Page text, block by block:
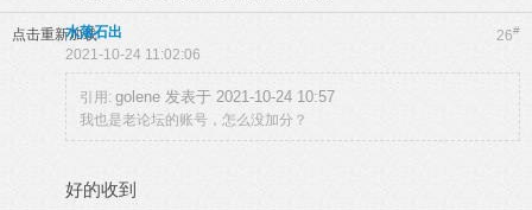
点击重新加载 26#
水落石出
2021-10-24 11:02:06
引用: golene 发表于 2021-10-24 10:57
我也是老论坛的账号，怎么没加分？
好的收到